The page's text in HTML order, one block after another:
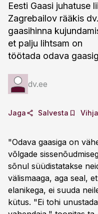
Eesti Gaasi juhatuse
Zagrebailov rääkis
gaasihinna
et palju lihtsam on
töötada odava
dv.ee
Jaga Salvesta Vihja
"Odava gaasiga on
võlgade
sõnul süüdistatakse
välismaaga, aga seal,
elanikega, ei suuda
kütus. "Ei tohi